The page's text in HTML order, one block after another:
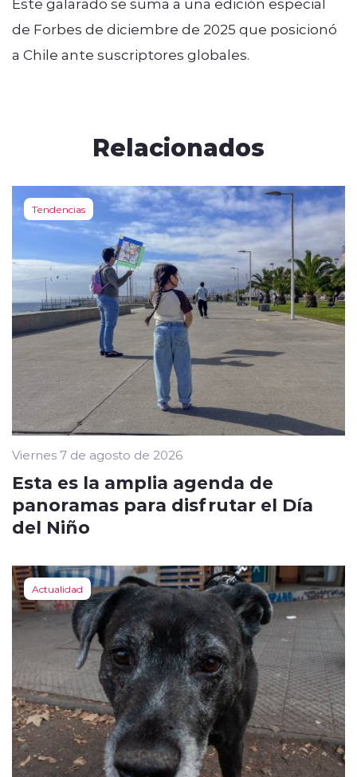
de Forbes de diciembre de 2025 que posicionó
a Chile ante suscriptores globales.
Relacionados
Tendencias
Viernes 7 de agosto de 2026
Esta es la amplia agenda de
panoramas para disfrutar el Día
del Niño
Actualidad